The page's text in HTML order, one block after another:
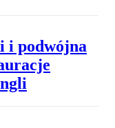
i podwójna